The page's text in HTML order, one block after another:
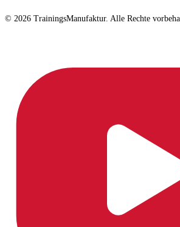
© 2026 TrainingsManufaktur. Alle Rechte